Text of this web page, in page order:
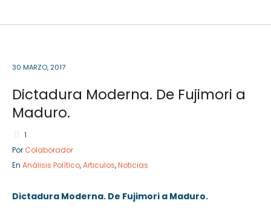
30 MARZO, 2017
Dictadura Moderna. De Fujimori a
Maduro.
1
Por Colaborador
En Análisis Político,Articulos,Noticias
Dictadura Moderna. De Fujimori a Maduro.